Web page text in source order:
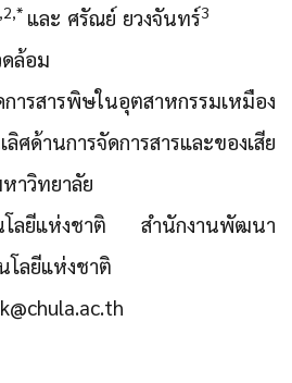
และ ศรัณย์ ยวงจันทร์3
ล้อม
ารสารพิษในอุตสาหกรรมเหมือง
านการจัดการสารและของเสีย
าวิทยาลัย
ลยีแห่งชาติ สำนักงานพัฒนา
โลยีแห่งชาติ